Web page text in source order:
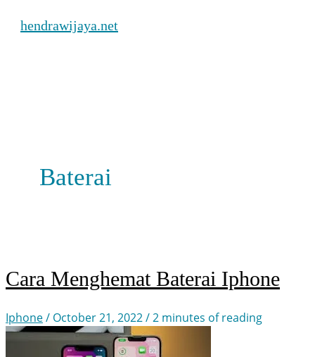
hendrawijaya.net
Baterai
Cara Menghemat Baterai Iphone
Iphone/ October 21, 2022/2 minutes of reading